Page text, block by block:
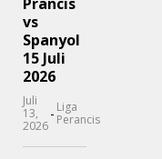
Prancis
vs
Spanyol
15 Juli
2026
Juli
13,
2026
- Liga
Perancis